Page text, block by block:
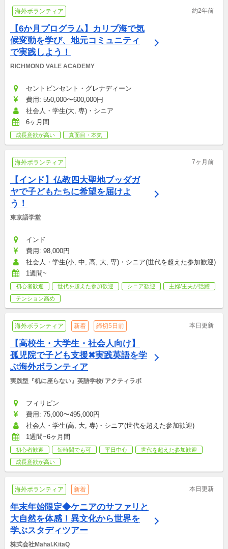
海外ボランティア 約2年前
【6か月プログラム】カリブ海で気
候変動を学び、地元コミュニティ
で実践しよう！
RICHMOND VALE ACADEMY
セントビンセント・グレナディーン
費用: 550,000〜600,000円
社会人・学生(大, 専)・シニア
6ヶ月間
成長意欲が高い 真面目・本気
海外ボランティア 7ヶ月前
【インド】仏教四大聖地ブッダガ
ヤで子どもたちに希望を届けよ
う！
東京語学堂
インド
費用: 98,000円
社会人・学生(小, 中, 高, 大, 専)・シニア(世代を超えた参加歓迎)
1週間~
初心者歓迎 世代を超えた参加歓迎 シニア歓迎
主婦/主夫が活躍
テンション高め
海外ボランティア 新着 締切5日前 本日更新
【高校生・大学生・社会人向け】
孤児院で子ども支援✖実践英語を学
ぶ海外ボランティア
実践型『机に座らない』英語学校/ アクティラボ
フィリピン
費用: 75,000〜495,000円
社会人・学生(高, 大, 専)・シニア(世代を超えた参加歓迎)
1週間~6ヶ月間
初心者歓迎 短時間でも可 平日中心
世代を超えた参加歓迎
成長意欲が高い
海外ボランティア 新着 本日更新
年末年始限定◆ケニアのサファリと
大自然を体感！異文化から世界を
学ぶスタディツアー
株式会社Mahal.KitaQ